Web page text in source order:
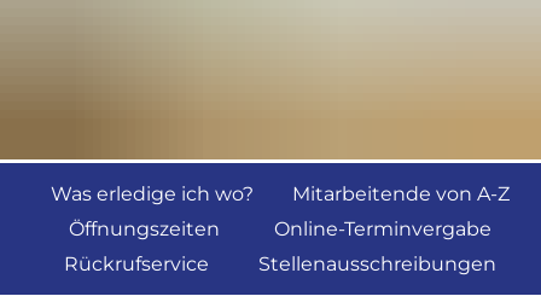
Was erledige ich wo?
Mitarbeitende von A-Z
Öffnungszeiten
Online-Terminvergabe
Rückrufservice
Stellenausschreibungen